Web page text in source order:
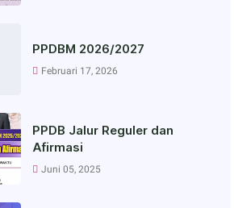
PPDBM 2026/2027
Februari 17, 2026
PPDB Jalur Reguler dan
Afirmasi
Juni 05, 2025